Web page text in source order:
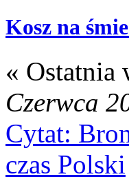
Kosz na
« Ostatnia
Czerwca
Cytat:
czas Polski